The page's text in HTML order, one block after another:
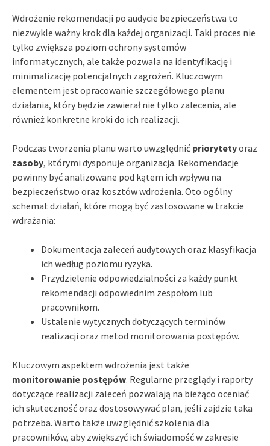
Wdrożenie rekomendacji po audycie bezpieczeństwa to
niezwykle ważny krok dla każdej organizacji. Taki proces nie
tylko zwiększa poziom ochrony systemów
informatycznych, ale także pozwala na identyfikację i
minimalizację potencjalnych zagrożeń. Kluczowym
elementem jest opracowanie szczegółowego planu
działania, który będzie zawierał nie tylko zalecenia, ale
również konkretne kroki do ich realizacji.
Podczas tworzenia planu warto uwzględnić priorytetyoraz
zasoby, którymi dysponuje organizacja. Rekomendacje
powinny być analizowane pod kątem ich wpływu na
bezpieczeństwo oraz kosztów wdrożenia. Oto ogólny
schemat działań, które mogą być zastosowane w trakcie
wdrażania:
Dokumentacja zaleceń audytowych oraz klasyfikacja
ich według poziomu ryzyka.
Przydzielenie odpowiedzialności za każdy punkt
rekomendacji odpowiednim zespołom lub
pracownikom.
Ustalenie wytycznych dotyczących terminów
realizacji oraz metod monitorowania postępów.
Kluczowym aspektem wdrożenia jest także
monitorowanie postępów. Regularne przeglądy i raporty
dotyczące realizacji zaleceń pozwalają na bieżąco oceniać
ich skuteczność oraz dostosowywać plan, jeśli zajdzie taka
potrzeba. Warto także uwzględnić szkolenia dla
pracowników, aby zwiększyć ich świadomość w zakresie